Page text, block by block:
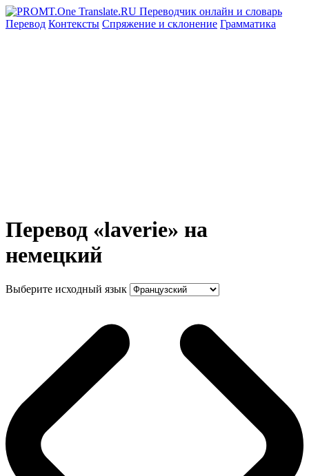
Перевод Контексты Спряжение и склонение Грамматика
Перевод «laverie» на
немецкий
Выберите исходный язык